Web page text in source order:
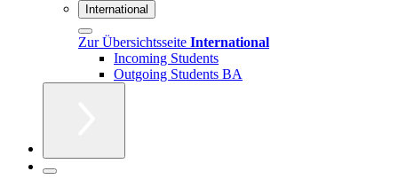
International
Zur Übersichtsseite International
Incoming Students
Outgoing Students BA